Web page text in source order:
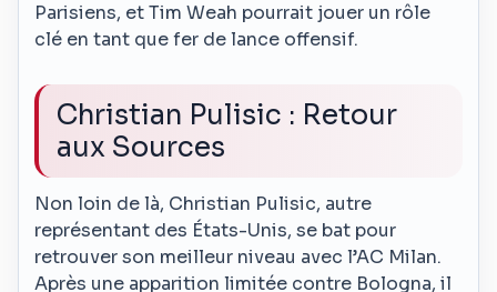
Parisiens, et Tim Weah pourrait jouer un rôle
clé en tant que fer de lance offensif.
Christian Pulisic : Retour
aux Sources
Non loin de là, Christian Pulisic, autre
représentant des États-Unis, se bat pour
retrouver son meilleur niveau avec l’AC Milan.
Après une apparition limitée contre Bologna, il